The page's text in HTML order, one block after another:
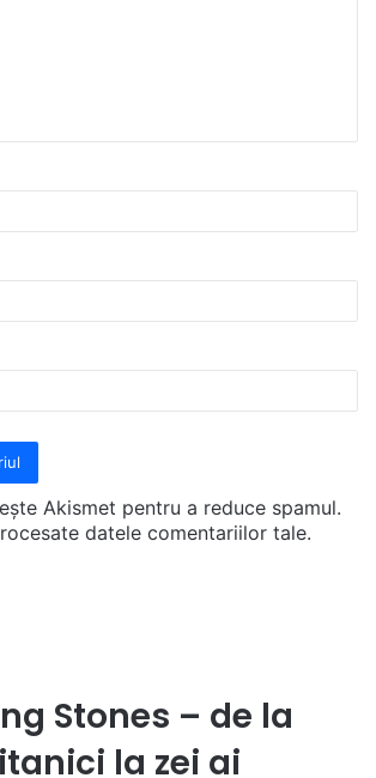
Akismet pentru a reduce spamul.
datele comentariilor tale.